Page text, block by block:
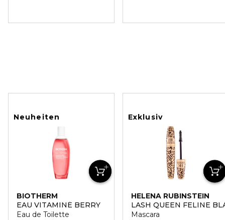
Neuheiten
BIOTHERM
EAU VITAMINÉ BERRY
Eau de Toilette
Exklusiv
HELENA RUBINSTEIN
LASH QUEEN FELINE
Mascara